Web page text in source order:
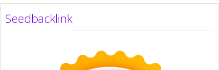
Seedbacklink